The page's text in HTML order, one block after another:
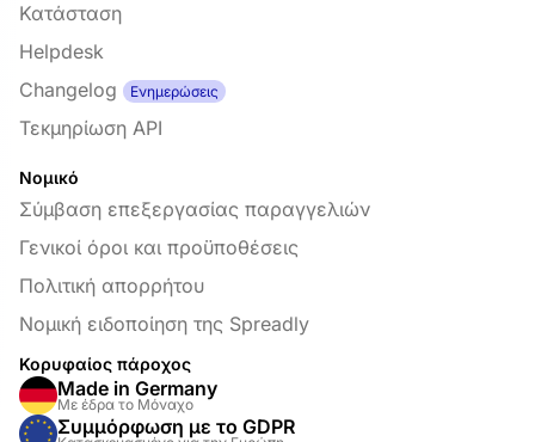
Κατάσταση
Helpdesk
Changelog
Ενημερώσεις
Τεκμηρίωση API
Νομικό
Σύμβαση επεξεργασίας παραγγελιών
Γενικοί όροι και προϋποθέσεις
Πολιτική απορρήτου
Νομική ειδοποίηση της Spreadly
Κορυφαίος πάροχος
Made in Germany
Με έδρα το Μόναχο
Συμμόρφωση με το GDPR